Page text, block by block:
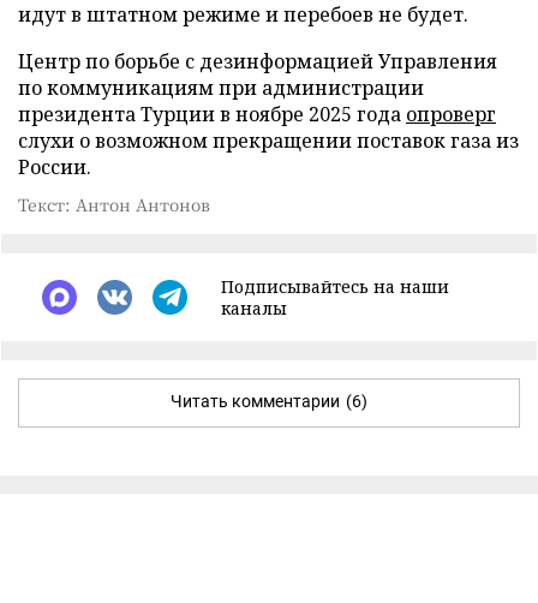
идут в штатном режиме и перебоев не будет.
Центр по борьбе с дезинформацией Управления
по коммуникациям при администрации
президента Турции в ноябре 2025 года опроверг
слухи о возможном прекращении поставок газа из
России.
Текст: Антон Антонов
Подписывайтесь на наши
каналы
Читать комментарии (6)